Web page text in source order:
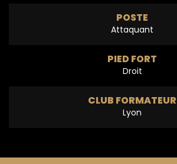
POSTE
Attaquant
PIED FORT
Droit
CLUB FORMATEUR
Lyon